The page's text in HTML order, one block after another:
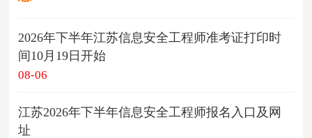
2026年下半年江苏信息安全工程师准考证打印时
间10月19日开始
08-06
江苏2026年下半年信息安全工程师报名入口及网
址